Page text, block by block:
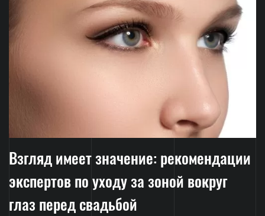
Взгляд имеет значение: рекомендации
экспертов по уходу за зоной вокруг
глаз перед свадьбой